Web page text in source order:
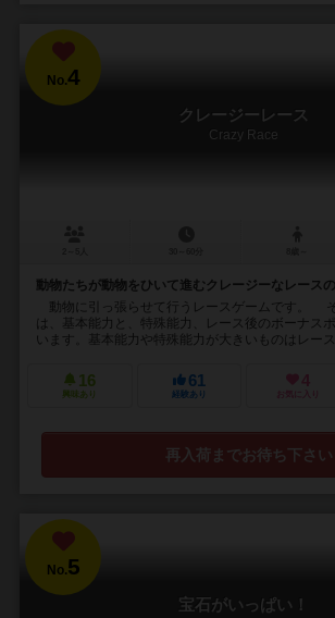
No.4
クレージーレース
Crazy Race
動物たちが動物をひいて進むクレージーなレース
動物に引っ張らせて行うレースゲームです。 そ
は、基本能力と、特殊能力、レース後のボーナス
います。基本能力や特殊能力が大きいものはレース
16
興味あり
61
経験あり
4
お気に入り
再入荷までお待ち下さい
No.5
宝石がいっぱい！